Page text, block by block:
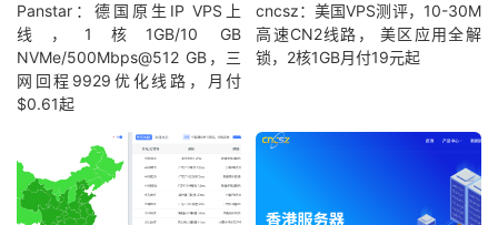
Panstar：德国原生IP VPS上
线，1核1GB/10 GB
NVMe/500Mbps@512 GB，三
网回程9929优化线路，月付
$0.61起
cncsz：美国VPS测评，10-30M
高速CN2线路， 美区应用全解
锁，2核1GB月付19元起